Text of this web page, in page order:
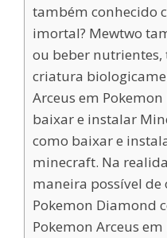
também conhecido
imortal? Mewtwo
ou beber
criatura
Arceus em
baixar e instalar
como baixar e
minecraft. Na
maneira possível
Pokemon Diamond
Pokemon Arceus